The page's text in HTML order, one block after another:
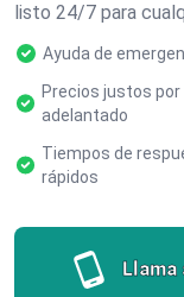
listo 24/7 para
Ayuda de
Precios justos por
adelantado
Tiempos de
rápidos
Llama